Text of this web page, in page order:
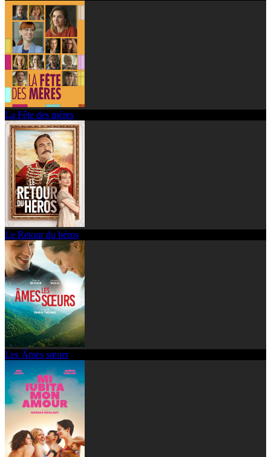
La Fête des mères
Le Retour du héros
Les Âmes sœurs